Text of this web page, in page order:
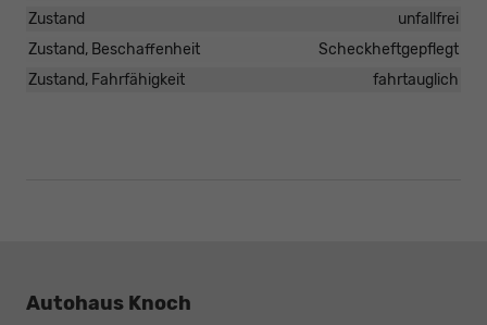
Zustand
unfallfrei
Zustand, Beschaffenheit
Scheckheftgepflegt
Zustand, Fahrfähigkeit
fahrtauglich
Autohaus Knoch